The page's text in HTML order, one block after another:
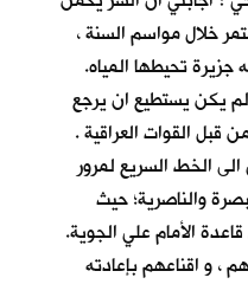
خلال مواسم السنة ،
تحيطها المياه.
يكن يستطيع ان يرجع
قبل القوات العراقية .
الخط السريع لمرور
والناصرية؛ حيث
الأمام علي الجوية.
، و اقناعهم بإعادته